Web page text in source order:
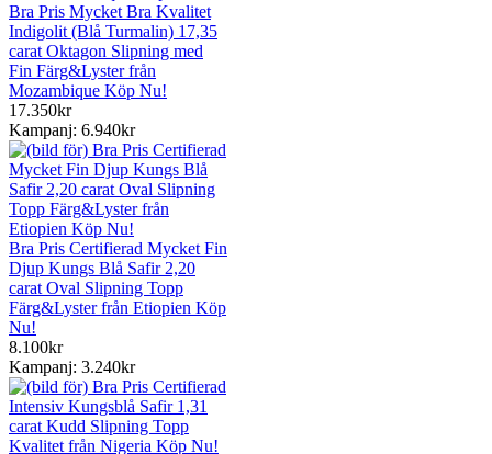
Bra Pris Mycket Bra Kvalitet
Indigolit (Blå Turmalin) 17,35
carat Oktagon Slipning med
Fin Färg&Lyster från
Mozambique Köp Nu!
17.350kr
Kampanj: 6.940kr
Bra Pris Certifierad Mycket Fin
Djup Kungs Blå Safir 2,20
carat Oval Slipning Topp
Färg&Lyster från Etiopien Köp
Nu!
8.100kr
Kampanj: 3.240kr